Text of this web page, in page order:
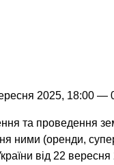
2025, 18:00
та проведення
ними (оренди,
від 22